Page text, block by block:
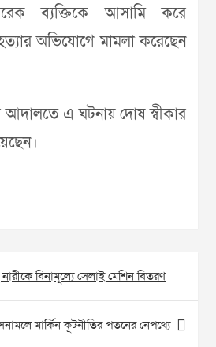
ব্যক্তিকে আসামি করে
অভিযোগে মামলা করেছেন
আদালতে এ ঘটনায় দোষ স্বীকার
বিনামূল্যে সেলাই মেশিন বিতরণ
মার্কিন কূটনীতির পতনের নেপথ্যে